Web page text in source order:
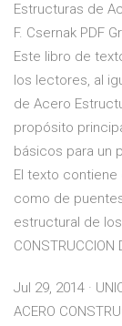
Estructuras de
F. Csernak PDF
Este libro de
los lectores, al
de Acero
propósito
básicos para un
El texto
como de
estructural de
CONSTRUCCION
Jul 29, 2014 ·
ACERO